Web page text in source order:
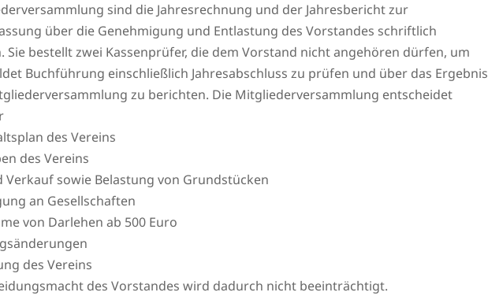
sind die Jahresrechnung und der Jahresbericht zur
über die Genehmigung und Entlastung des Vorstandes schriftlich
Sie bestellt zwei Kassenprüfer, die dem Vorstand nicht angehören dürfen, um
Buchführung einschließlich Jahresabschluss zu prüfen und über das Ergebnis
zu berichten. Die Mitgliederversammlung entscheidet
des Vereins
des Vereins
sowie Belastung von Grundstücken
an Gesellschaften
von Darlehen ab 500 Euro
des Vereins
des Vorstandes wird dadurch nicht beeinträchtigt.